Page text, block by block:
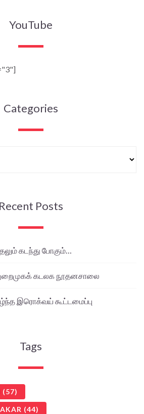
YouTube
Categories
Recent Posts
கடந்து போகும்…
கடலக நூதனசாலை
இரொக்வய் கூட்டமைப்பு
Tags
(57)
(44)